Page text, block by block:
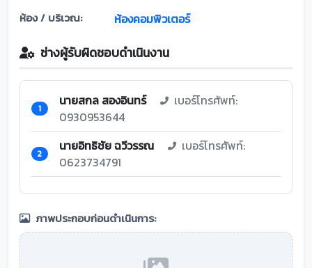
ห้อง / บริเวณ: ห้องคอมพิวเตอร์
ช่างผู้รับผิดชอบดำเนินงาน
1 นายสกล สองอินทร์
เบอร์โทรศัพท์:
0930953644
2 นายอิทธิชัย ฉวีวรรณ
เบอร์โทรศัพท์:
0623734791
ภาพประกอบก่อนดำเนินการ: